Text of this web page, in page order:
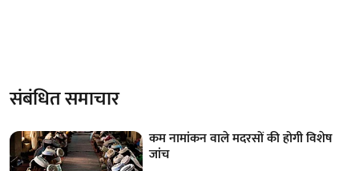
संबंधित समाचार
कम नामांकन वाले मदरसों की होगी विशेष
जांच